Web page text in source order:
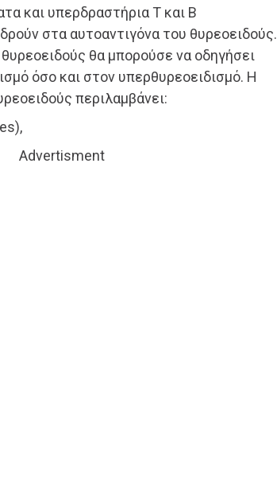
και υπερδραστήρια Τ και Β
στα αυτοαντιγόνα του θυρεοειδούς.
θα μπορούσε να οδηγήσει
όσο και στον υπερθυρεοειδισμό. Η
περιλαμβάνει:
Advertisment